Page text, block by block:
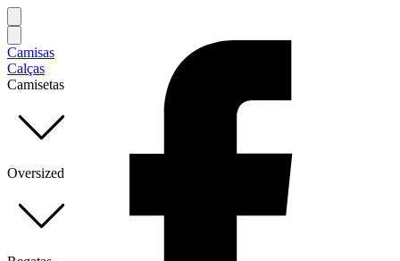
Camisas
Calças
Camisetas
Oversized